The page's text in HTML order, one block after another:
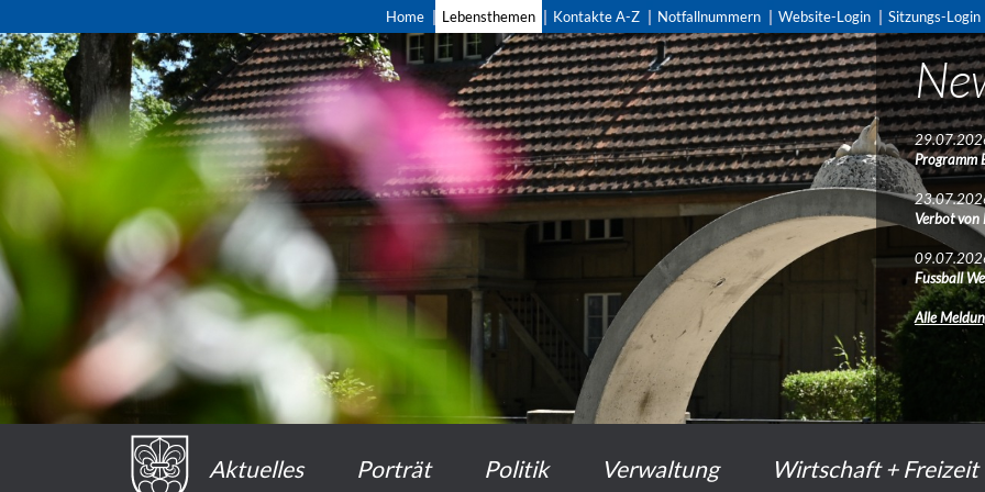
Home Lebensthemen Kontakte A-Z Notfallnummern Website-Login Sitzungs-Login
Programm
Verbot von
Fussball
Alle
Programm
Verbot von
Fussball
Alle
Aktuelles Porträt Politik Verwaltung Wirtschaft + Freizeit